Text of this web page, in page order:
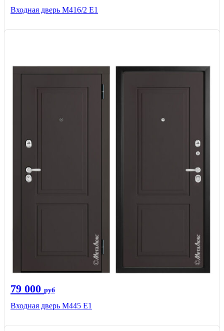
Входная дверь М416/2 Е1
79 000 руб
Входная дверь М445 Е1